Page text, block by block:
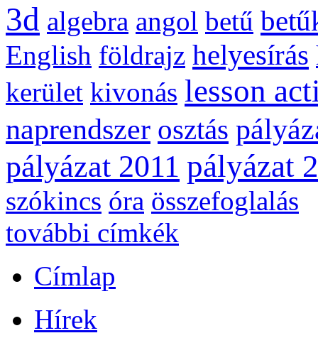
3d algebra angol betű
English földrajz helyesírás
kerület kivonás lesson
naprendszer osztás
pályázat 2011 pályázat
szókincs óra összefoglalás
további címkék
Címlap
Hírek